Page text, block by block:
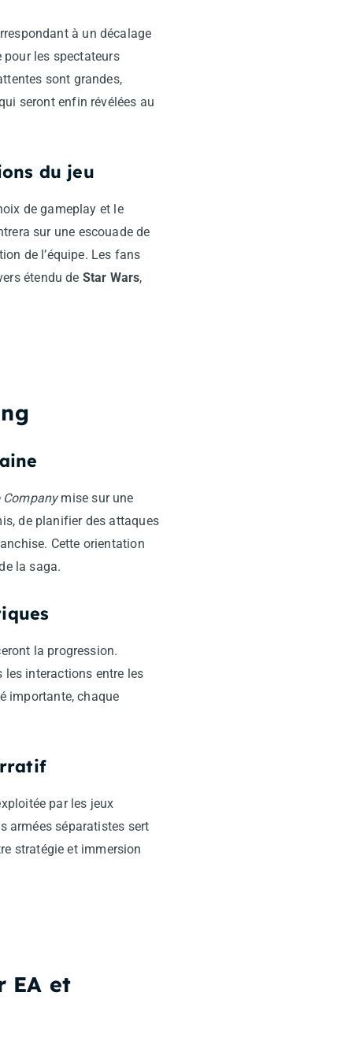
à un décalage
pour les spectateurs
sont grandes,
seront enfin révélées au
du jeu
de gameplay et le
sur une escouade de
de l’équipe. Les fans
étendu de Star Wars,
Companymise sur une
de planifier des attaques
Cette orientation
la saga.
la progression.
interactions entre les
importante, chaque
par les jeux
armées séparatistes sert
stratégie et immersion
EA et